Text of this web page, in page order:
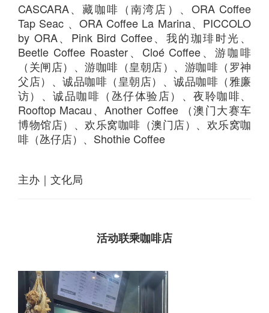
CASCARA、藏咖啡（南湾店）、ORA Coffee
Tap Seac 、ORA Coffee La Marina、PICCOLO
by ORA、Pink Bird Coffee、我的珈琲时光、
Beetle Coffee Roaster、Cloé Coffee、游咖啡
（关闸店）、游咖啡（皇朝店）、游咖啡（罗神
父店）、诚品咖啡（皇朝店）、诚品咖啡（雅廉
访）、诚品咖啡（氹仔体验店）、夜聆咖啡、
Rooftop Macau、Another Coffee （澳门大赛车
博物馆店）、欢乐窝咖啡（澳门店）、欢乐窝咖
啡（氹仔店）、Shothie Coffee
主办｜文化局
活动联乘咖啡店